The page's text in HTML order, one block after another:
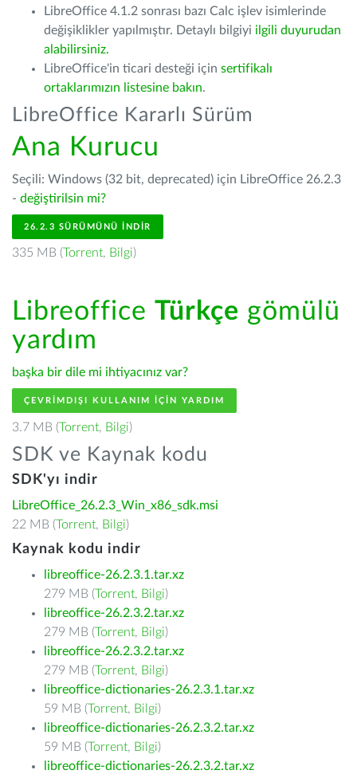
LibreOffice 4.1.2 sonrası bazı Calc işlev isimlerinde
değişiklikler yapılmıştır. Detaylı bilgiyi ilgili duyurudan
alabilirsiniz.
LibreOffice'in ticari desteği için sertifikalı
ortaklarımızın listesine bakın.
LibreOffice Kararlı Sürüm
Ana Kurucu
Seçili: Windows (32 bit, deprecated) için LibreOffice 26.2.3
- değiştirilsin mi?
26.2.3 SÜRÜMÜNÜ İNDIR
335 MB (Torrent, Bilgi)
Libreoffice Türkçe gömülü
yardım
başka bir dile mi ihtiyacınız var?
ÇEVRIMDIŞI KULLANIM IÇIN YARDIM
3.7 MB (Torrent, Bilgi)
SDK ve Kaynak kodu
SDK'yı indir
LibreOffice_26.2.3_Win_x86_sdk.msi
22 MB (Torrent, Bilgi)
Kaynak kodu indir
libreoffice-26.2.3.1.tar.xz
279 MB (Torrent, Bilgi)
libreoffice-26.2.3.2.tar.xz
279 MB (Torrent, Bilgi)
libreoffice-26.2.3.2.tar.xz
279 MB (Torrent, Bilgi)
libreoffice-dictionaries-26.2.3.1.tar.xz
59 MB (Torrent, Bilgi)
libreoffice-dictionaries-26.2.3.2.tar.xz
59 MB (Torrent, Bilgi)
libreoffice-dictionaries-26.2.3.2.tar.xz